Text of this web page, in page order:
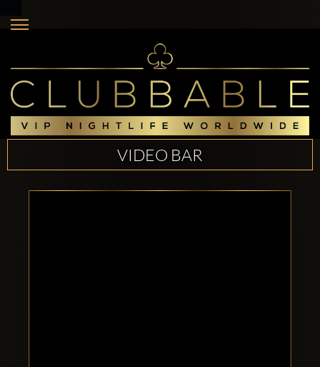
VIDEO BAR